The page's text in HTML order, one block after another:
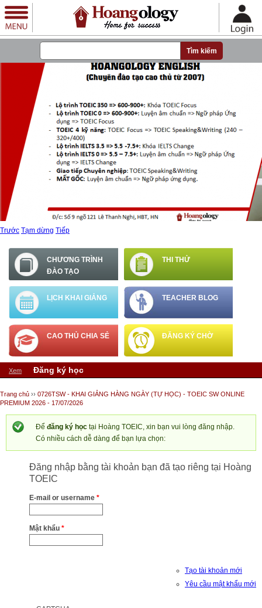
Nhảy đến nội dung
Trước Tạm dừng Tiếp
CHƯƠNG TRÌNH
ĐÀO TẠO
THI THỬ
LỊCH KHAI GIẢNG TEACHER BLOG
CAO THỦ CHIA SẺ ĐĂNG KÝ CHỜ
Tab chính
Xem Đăng ký học(tab hoạt động)
Bạn đang ở đây
Trang chủ ›› 0726TSW - KHAI GIẢNG HÀNG NGÀY (TỰ HỌC) - TOEIC SW ONLINE
PREMIUM 2026 - 17/07/2026
Để đăng ký học tại Hoàng TOEIC, xin bạn vui lòng đăng nhập.
Có nhiều cách dễ dàng để bạn lựa chọn:
Đăng nhập bằng tài khoản bạn đã tạo riêng tại Hoàng
TOEIC
E-mail or username *
Mật khẩu *
Tạo tài khoản mới
Yêu cầu mật khẩu mới